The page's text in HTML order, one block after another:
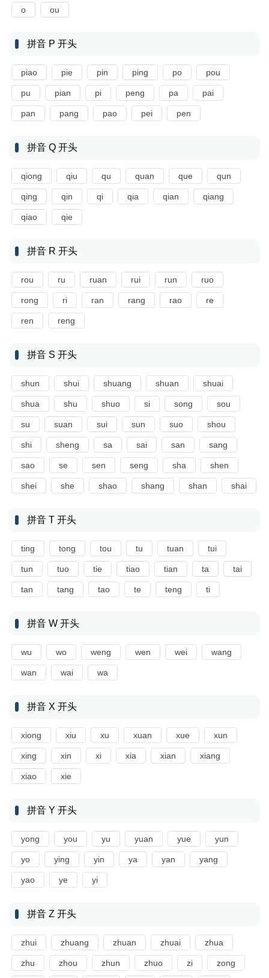
o ou
拼音 P 开头
piao pie pin ping po pou
pu pian pi peng pa pai
pan pang pao pei pen
拼音 Q 开头
qiong qiu qu quan que qun
qing qin qi qia qian qiang
qiao qie
拼音 R 开头
rou ru ruan rui run ruo
rong ri ran rang rao re
ren reng
拼音 S 开头
shun shui shuang shuan shuai
shua shu shuo si song sou
su suan sui sun suo shou
shi sheng sa sai san sang
sao se sen seng sha shen
shei she shao shang shan shai
拼音 T 开头
ting tong tou tu tuan tui
tun tuo tie tiao tian ta tai
tan tang tao te teng ti
拼音 W 开头
wu wo weng wen wei wang
wan wai wa
拼音 X 开头
xiong xiu xu xuan xue xun
xing xin xi xia xian xiang
xiao xie
拼音 Y 开头
yong you yu yuan yue yun
yo ying yin ya yan yang
yao ye yi
拼音 Z 开头
zhui zhuang zhuan zhuai zhua
zhu zhou zhun zhuo zi zong